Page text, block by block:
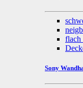
flach
Sony